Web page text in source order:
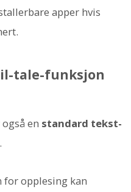
apper hvis
tale-funksjon
en standard tekst-
opplesing kan